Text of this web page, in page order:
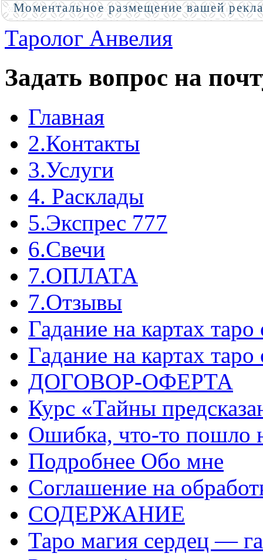
Таролог Анвелия
Задать вопрос на
Главная
2.Контакты
3.Услуги
4. Расклады
5.Экспрес 777
6.Свечи
7.ОПЛАТА
7.Отзывы
Гадание на картах
Гадание на картах
ДОГОВОР-ОФЕРТА
Курс «Тайны
Ошибка, что-то пошло
Подробнее Обо мне
Соглашение на
СОДЕРЖАНИЕ
Таро магия сердец —
Моментальное размещение вашей